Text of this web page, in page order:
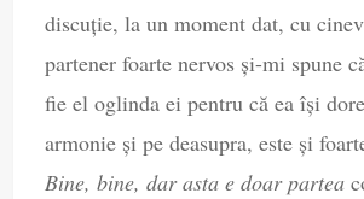
discuție, la un moment dat, cu
partener foarte nervos și-mi spune
fie el oglinda ei pentru că ea își
armonie și pe deasupra, este și
Bine, bine, dar asta e doar partea